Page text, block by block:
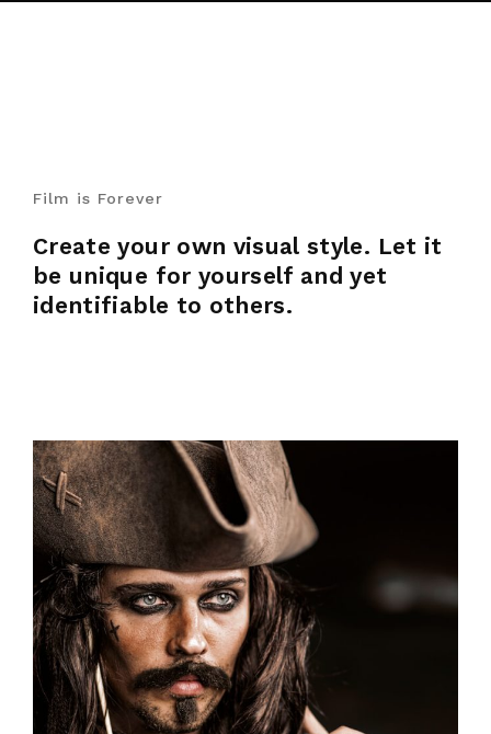
Film is Forever
Create your own visual style. Let it
be unique for yourself and yet
identifiable to others.